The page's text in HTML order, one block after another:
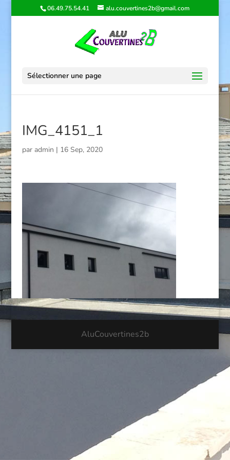
06.49.75.54.41 alu.couvertines2b@gmail.com
Sélectionner une page
IMG_4151_1
par admin | 16 Sep, 2020
AluCouvertines2b